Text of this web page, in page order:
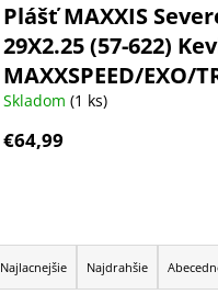
Plášť MAXXIS
29X2.25 (57-622)
MAXXSPEED/EXO/
Skladom (1 ks)
€64,99
Najlacnejšie Najdrahšie